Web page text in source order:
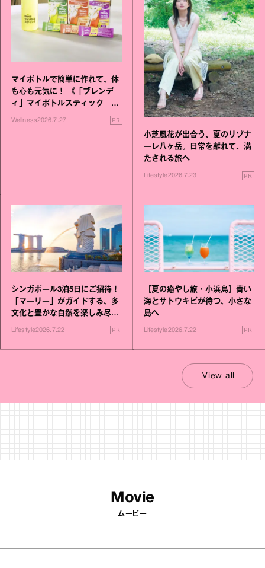
マイボトルで簡単に作れて、体
も心も元気に！ 《「ブレンデ
ィ」マイボトルスティック い
いこと毎日》シリーズが誕生
Wellness2026.7.27 PR
小芝風花が出合う、夏のリゾナ
ーレ八ヶ岳。日常を離れて、満
たされる旅へ
Lifestyle2026.7.23 PR
シンガポール3泊5日にご招待！
「マーリー」がガイドする、多
文化と豊かな自然を楽しみ尽く
Lifestyle2026.7.22 PR
【夏の癒やし旅・小浜島】青い
海とサトウキビが待つ、小さな
島へ
Lifestyle2026.7.22 PR
View all
Movie
ムービー